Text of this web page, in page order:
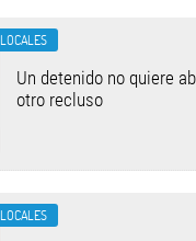
LOCALES
Un detenido no quiere
otro recluso
LOCALES